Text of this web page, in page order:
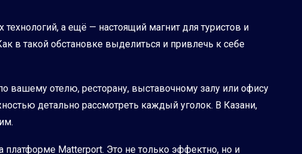
а ещё — настоящий магнит для туристов и
в такой обстановке выделиться и привлечь к себе
вашему отелю, ресторану, выставочному залу или офису
детально рассмотреть каждый уголок. В Казани,
платформе Matterport. Это не только эффектно, но и